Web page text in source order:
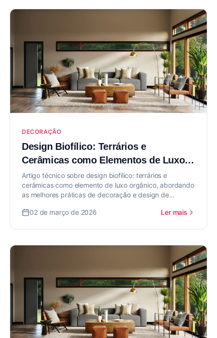
DECORAÇÃO
Design Biofílico: Terrários e
Cerâmicas como Elementos de Luxo
Orgânico
Artigo técnico sobre design biofílico: terrários e
cerâmicas como elemento de luxo orgânico, abordando
as melhores práticas de decoração e design de
02 de março de 2026
Ler mais